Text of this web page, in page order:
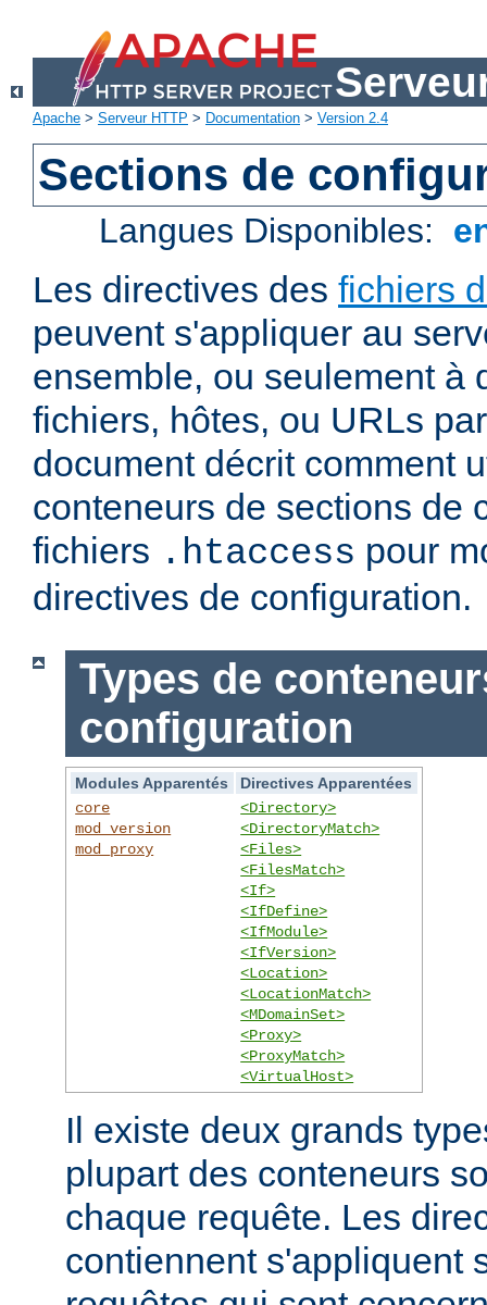
Apache > Serveur HTTP > Documentation > Version 2.4
Sections de
Langues Disponibles:
Les directives des fichiers
peuvent s'appliquer au
ensemble, ou seulement à
fichiers, hôtes, ou URLs
document décrit comment
conteneurs de sections de
fichiers .htaccess pour
directives de configuration.
Types de
configuration
Modules Apparentés
Directives Apparentées
core
mod_version
mod_proxy
<Directory>
<DirectoryMatch>
<Files>
<FilesMatch>
<If>
<IfDefine>
<IfModule>
<IfVersion>
<Location>
<LocationMatch>
<MDomainSet>
<Proxy>
<ProxyMatch>
<VirtualHost>
Il existe deux grands
plupart des conteneurs
chaque requête. Les
contiennent s'appliquent